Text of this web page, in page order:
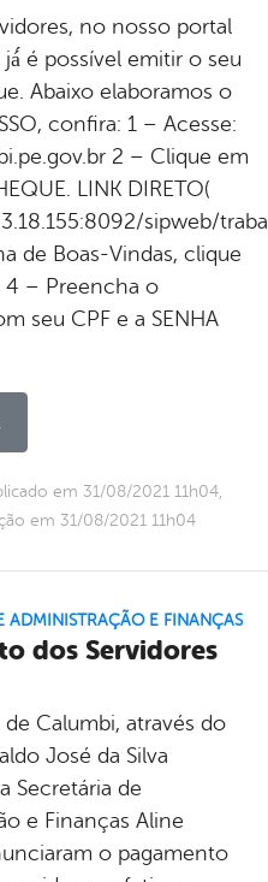
no nosso portal
é possível emitir o seu
Abaixo elaboramos o
confira: 1 – Acesse:
2 – Clique em
LINK DIRETO(
sipweb/
de Boas-Vindas, clique
4 – Preencha o
seu CPF e a SENHA
em 31/08/2021 11h04,
em 31/08/2021 11h04
ADMINISTRAÇÃO E FINANÇAS
dos Servidores
de Calumbi, através do
José da Silva
Secretária de
e Finanças Aline
o pagamento